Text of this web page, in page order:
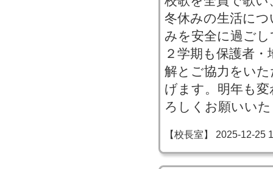
冬休みの生活に
みを安全に過ご
２学期も保護者
解とご協力をい
げます。明年も
ろしくお願いい
【校長室】 2025-12-25